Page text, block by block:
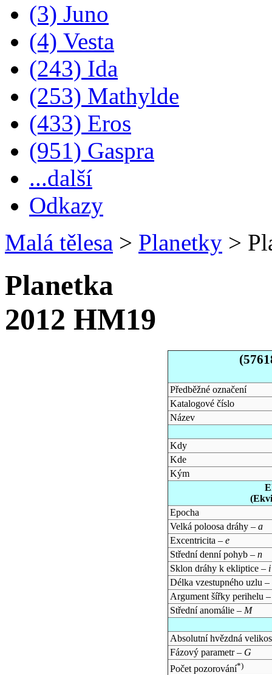
(3) Juno
(4) Vesta
(243) Ida
(253) Mathylde
(433) Eros
(951) Gaspra
...další
Odkazy
Malá tělesa > Planetky >
Planetka
2012 HM19
Předběžné označení
Katalogové číslo
Název
Kdy
Kde
Kým
Epocha
Velká poloosa dráhy – a
Excentricita – e
Střední denní pohyb – n
Sklon dráhy k ekliptice – i
Délka vzestupného uzlu –
Argument šířky perihelu
Střední anomálie – M
Absolutní hvězdná
Fázový parametr – G
Počet pozorování*)